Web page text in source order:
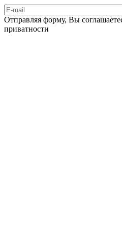
Отправляя форму, Вы
приватности